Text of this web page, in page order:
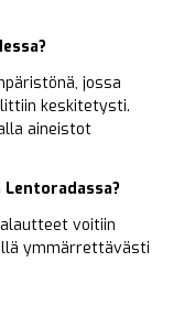
jossa
keskitetysti.
aineistot
voitiin
ymmärrettävästi